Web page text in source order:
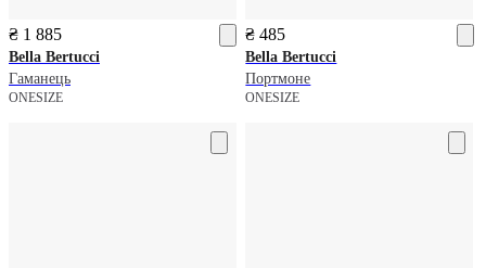
₴ 1 885
Bella Bertucci
Гаманець
ONESIZE
₴ 485
Bella Bertucci
Портмоне
ONESIZE